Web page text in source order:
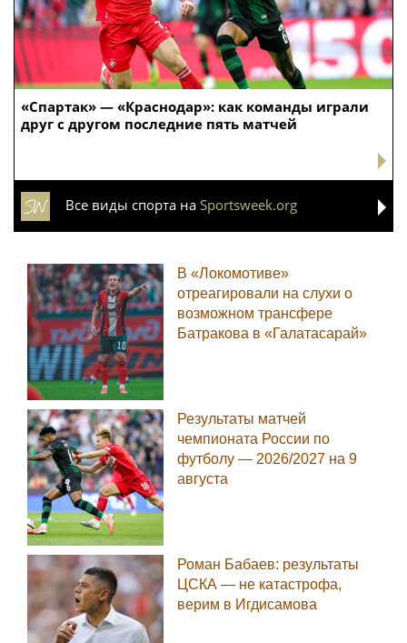
«Спартак» — «Краснодар»: как команды играли
друг с другом последние пять матчей
Все виды спорта на Sportsweek.org
В «Локомотиве»
отреагировали на слухи о
возможном трансфере
Батракова в «Галатасарай»
Результаты матчей
чемпионата России по
футболу — 2026/2027 на 9
августа
Роман Бабаев: результаты
ЦСКА — не катастрофа,
верим в Игдисамова